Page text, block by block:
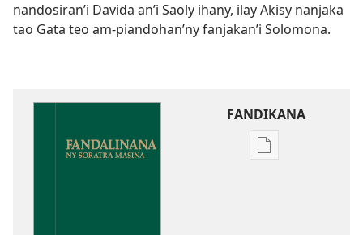
nandosiran’i Davida an’i Saoly ihany, ilay Akisy nanjaka
tao Gata teo am-piandohan’ny fanjakan’i Solomona.
FANDIKANA
Fandikana